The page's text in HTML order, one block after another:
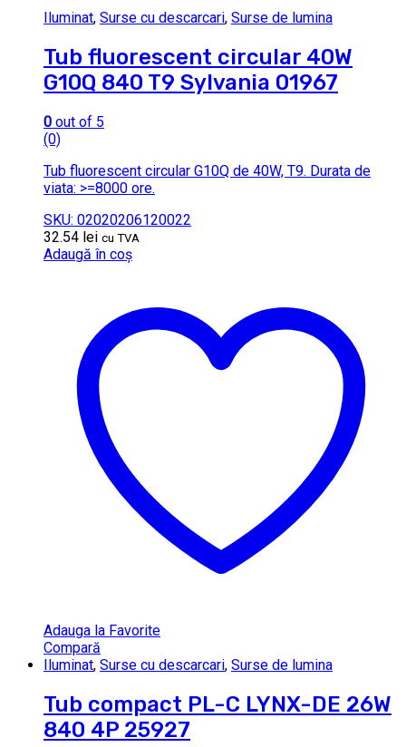
Iluminat, Surse cu descarcari, Surse de lumina
Tub fluorescent circular 40W
G10Q 840 T9 Sylvania 01967
0 out of 5
(0)
Tub fluorescent circular G10Q de 40W, T9. Durata de
viata: >=8000 ore.
SKU: 02020206120022
32.54 lei cu TVA
Adaugă în coș
Adauga la Favorite
Compară
Iluminat, Surse cu descarcari, Surse de lumina
Tub compact PL-C LYNX-DE 26W
840 4P 25927